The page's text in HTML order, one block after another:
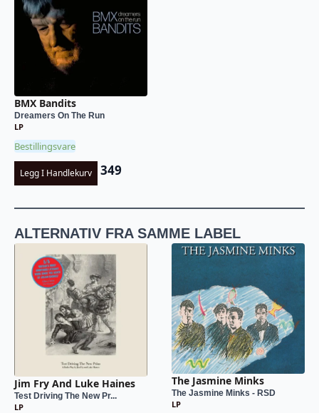
BMX Bandits
Dreamers On The Run
LP
Bestillingsvare
Legg I Handlekurv 349
ALTERNATIV FRA SAMME LABEL
Jim Fry And Luke Haines
Test Driving The New Pr...
LP
The Jasmine Minks
The Jasmine Minks - RSD
LP